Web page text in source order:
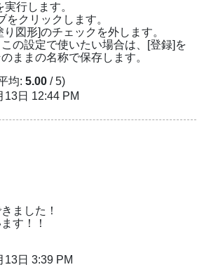
行します。
をクリックします。
図形]のチェックを外します。
の設定で使いたい場合は、[登録]を
ままの名称で保存します。
均: 5.00 / 5)
13日 12:44 PM
ました！
す！！
13日 3:39 PM